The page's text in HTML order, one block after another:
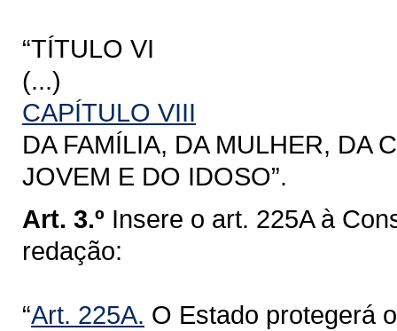
“TÍTULO VI
(...)
CAPÍTULO VIII
DA FAMÍLIA, DA MULHER, DA
JOVEM E DO IDOSO”.
Art. 3.º Insere o art. 225A à
redação:
“Art. 225A. O Estado protegerá